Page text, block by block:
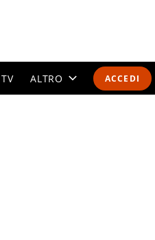
ACCEDI
ALTRO